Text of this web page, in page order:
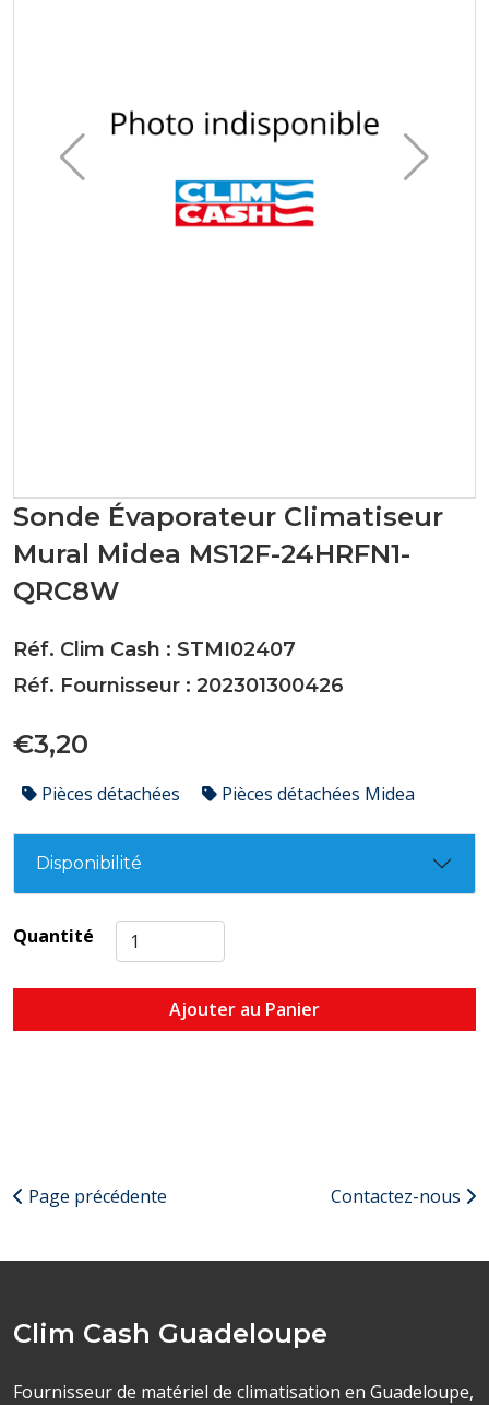
Sonde Évaporateur Climatiseur
Mural Midea MS12F-24HRFN1-
QRC8W
Réf. Clim Cash : STMI02407
Réf. Fournisseur : 202301300426
€3,20
Pièces détachées Pièces détachées Midea
Disponibilité
Quantité
Ajouter au Panier
Page précédente Contactez-nous
Clim Cash Guadeloupe
Fournisseur de matériel de climatisation en Guadeloupe,